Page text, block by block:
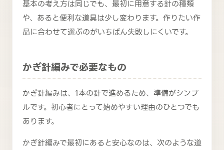
基本の考え方は同じでも、最初に用意する針の種類
や、あると便利な道具は少し変わります。作りたい作
品に合わせて選ぶのがいちばん失敗しにくいです。
かぎ針編みで必要なもの
かぎ針編みは、1本の針で進めるため、準備がシンプ
ルです。初心者にとって始めやすい理由のひとつでも
あります。
かぎ針編みで最初にあると安心なのは、次のような道